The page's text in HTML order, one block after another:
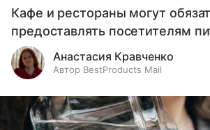
Кафе и рестораны могут
предоставлять посетителям
Анастасия Кравченко
Автор BestProducts Mail